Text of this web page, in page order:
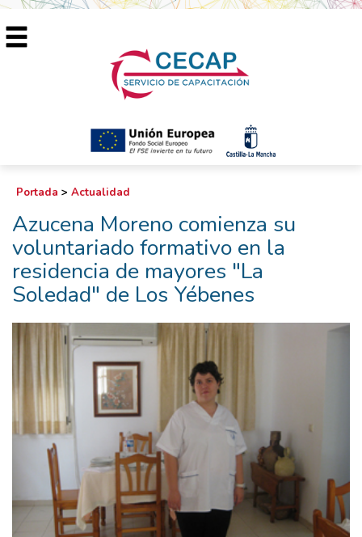
Portada > Actualidad
Azucena Moreno comienza su
voluntariado formativo en la
residencia de mayores "La
Soledad" de Los Yébenes